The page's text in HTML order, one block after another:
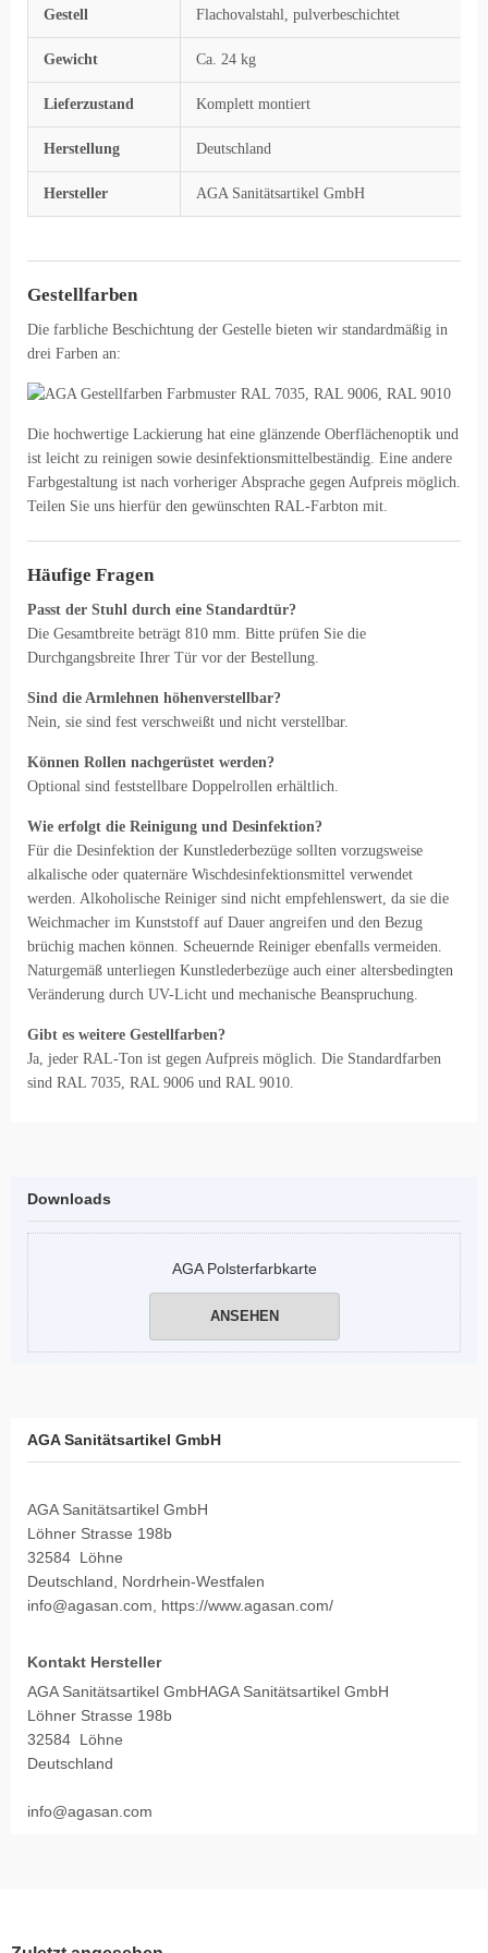
Gestell Flachovalstahl, pulverbeschichtet
Gewicht Ca. 24 kg
Lieferzustand Komplett montiert
Herstellung Deutschland
Hersteller AGA Sanitätsartikel GmbH
Gestellfarben
Die farbliche Beschichtung der Gestelle bieten wir standardmäßig in
drei Farben an:
Die hochwertige Lackierung hat eine glänzende Oberflächenoptik und
ist leicht zu reinigen sowie desinfektionsmittelbeständig. Eine andere
Farbgestaltung ist nach vorheriger Absprache gegen Aufpreis möglich.
Teilen Sie uns hierfür den gewünschten RAL-Farbton mit.
Häufige Fragen
Passt der Stuhl durch eine Standardtür?
Die Gesamtbreite beträgt 810 mm. Bitte prüfen Sie die
Durchgangsbreite Ihrer Tür vor der Bestellung.
Sind die Armlehnen höhenverstellbar?
Nein, sie sind fest verschweißt und nicht verstellbar.
Können Rollen nachgerüstet werden?
Optional sind feststellbare Doppelrollen erhältlich.
Wie erfolgt die Reinigung und Desinfektion?
Für die Desinfektion der Kunstlederbezüge sollten vorzugsweise
alkalische oder quaternäre Wischdesinfektionsmittel verwendet
werden. Alkoholische Reiniger sind nicht empfehlenswert, da sie die
Weichmacher im Kunststoff auf Dauer angreifen und den Bezug
brüchig machen können. Scheuernde Reiniger ebenfalls vermeiden.
Naturgemäß unterliegen Kunstlederbezüge auch einer altersbedingten
Veränderung durch UV-Licht und mechanische Beanspruchung.
Gibt es weitere Gestellfarben?
Ja, jeder RAL-Ton ist gegen Aufpreis möglich. Die Standardfarben
sind RAL 7035, RAL 9006 und RAL 9010.
Downloads
AGA Polsterfarbkarte
ANSEHEN
AGA Sanitätsartikel GmbH
AGA Sanitätsartikel GmbH
Löhner Strasse 198b
32584 Löhne
Deutschland, Nordrhein-Westfalen
info@agasan.com, https://www.agasan.com/
Kontakt Hersteller
AGA Sanitätsartikel GmbHAGA Sanitätsartikel GmbH
Löhner Strasse 198b
32584 Löhne
Deutschland
info@agasan.com